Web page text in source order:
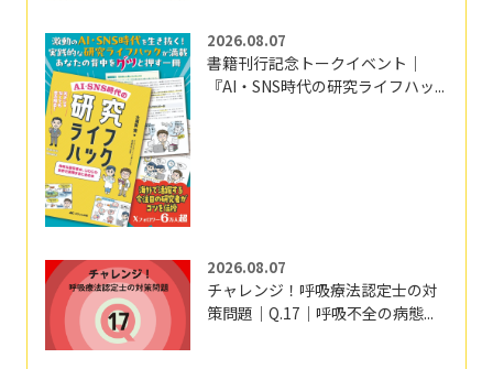
2026.08.07
書籍刊行記念トークイベント｜
『AI・SNS時代の研究ライフハッ...
2026.08.07
チャレンジ！呼吸療法認定士の対
策問題｜Q.17｜呼吸不全の病態...